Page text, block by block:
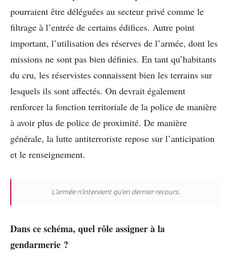
pourraient être déléguées au secteur privé comme le
filtrage à l’entrée de certains édifices. Autre point
important, l’utilisation des réserves de l’armée, dont les
missions ne sont pas bien définies. En tant qu’habitants
du cru, les réservistes connaissent bien les terrains sur
lesquels ils sont affectés. On devrait également
renforcer la fonction territoriale de la police de manière
à avoir plus de police de proximité. De manière
générale, la lutte antiterroriste repose sur l’anticipation
et le renseignement.
L’armée n’intervient qu’en dernier recours.
Dans ce schéma, quel rôle assigner à la
gendarmerie ?